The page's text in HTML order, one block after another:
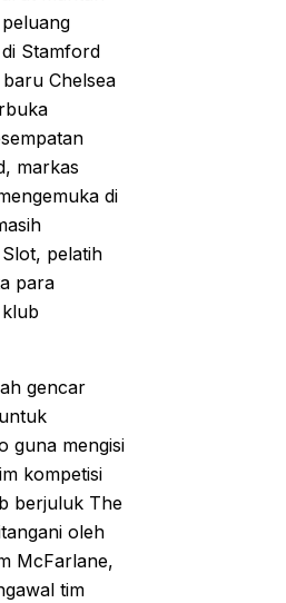
Stamford
Chelsea
markas
di
pelatih
para
gencar
guna mengisi
kompetisi
berjuluk The
oleh
McFarlane,
tim